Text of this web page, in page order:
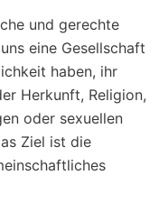
und gerechte
eine Gesellschaft
haben, ihr
Herkunft, Religion,
oder sexuellen
Ziel ist die